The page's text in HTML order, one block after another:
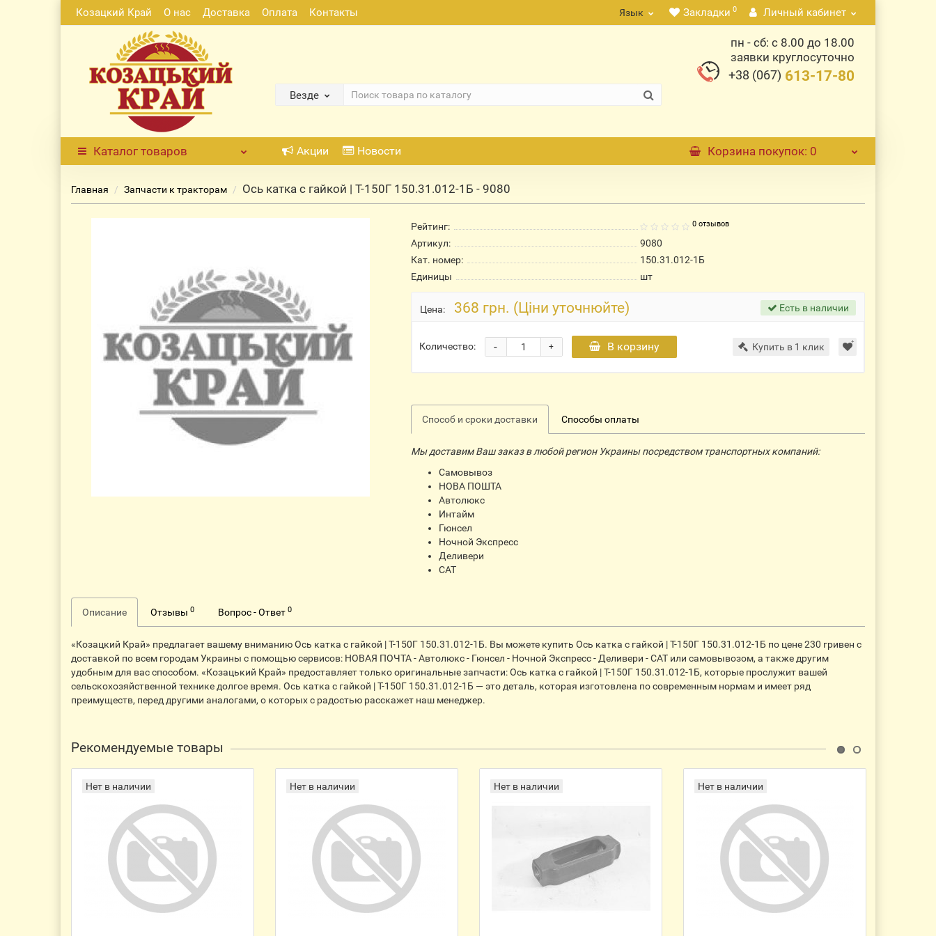
Козацкий Край О нас Доставка Оплата Контакты Язык Закладки 0 Личный кабинет
Везде
пн - сб: с 8.00 до 18.00
заявки круглосуточно
+38 (067) 613-17-80
Каталог товаров Акции Новости Корзинапокупок: 0
Главная Запчасти к тракторам Ось катка с гайкой | Т-150Г 150.31.012-1Б - 9080
Рейтинг: 0 отзывов
Артикул:
9080
Кат. номер:
150.31.012-1Б
Единицы
шт
Цена: 368 грн. (Ціни уточнюйте) Есть в наличии
Количество: +
- В корзину Купить в 1 клик
Способ и сроки доставки Способы оплаты
Мы доставим Ваш заказ в любой регион Украины посредством транспортных компаний:
Самовывоз
НОВА ПОШТА
Автолюкс
Интайм
Гюнсел
Ночной Экспресс
Деливери
CАТ
Описание Отзывы 0 Вопрос - Ответ 0
«Козацкий Край» предлагает вашему вниманию Ось катка с гайкой | Т-150Г 150.31.012-1Б. Вы можете купить Ось катка с гайкой | Т-150Г 150.31.012-1Б по цене 230 гривен с
доставкой по всем городам Украины с помощью сервисов: НОВАЯ ПОЧТА - Автолюкс - Гюнсел - Ночной Экспресс - Деливери - CАТ или самовывозом, а также другим
удобным для вас способом. «Козацький Край» предоставляет только оригинальные запчасти: Ось катка с гайкой | Т-150Г 150.31.012-1Б, которые прослужит вашей
сельскохозяйственной технике долгое время. Ось катка с гайкой | Т-150Г 150.31.012-1Б — это деталь, которая изготовлена по современным нормам и имеет ряд
преимуществ, перед другими аналогами, о которых с радостью расскажет наш менеджер.
Рекомендуемые товары
Нет в наличии Нет в наличии Нет в наличии Нет в наличии